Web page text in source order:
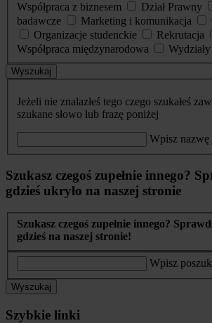
Współpraca z biznesem
Dział Prawny
badawcze
Marketing i komunikacja
Organizacje studenckie
Rekrutacja
Współpraca międzynarodowa
Wydziały
Wyszukaj
Jeżeli nie znalazłeś tego czego szukałeś
szukane słowo lub frazę poniżej
Wpisz nazwę
Szukasz czegoś zupełnie innego?
gdzieś ukryło na naszej stronie
Szukasz czegoś zupełnie innego?
gdzieś na naszej stronie!
Wpisz
Wyszukaj
Szybkie linki